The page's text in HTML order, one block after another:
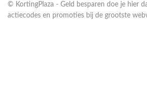
© KortingPlaza - Geld besparen doe je hier
actiecodes en promoties bij de grootste